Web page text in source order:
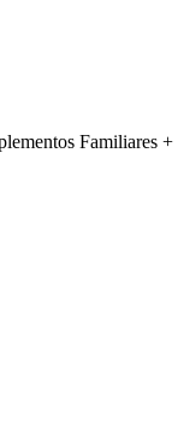
Familiares +